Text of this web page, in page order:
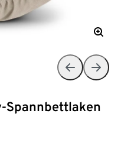
Spannbettlaken